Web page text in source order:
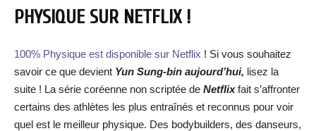
PHYSIQUE SUR NETFLIX !
100% Physique est disponible sur Netflix ! Si vous souhaitez
savoir ce que devient Yun Sung-bin aujourd’hui, lisez la
suite ! La série coréenne non scriptée de Netflixfait s’affronter
certains des athlètes les plus entraînés et reconnus pour voir
quel est le meilleur physique. Des bodybuilders, des danseurs,